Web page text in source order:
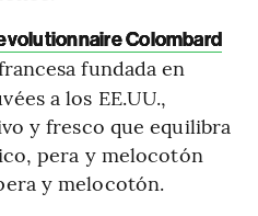
Colombard
fundada en
a los EE.UU.,
y fresco que equilibra
pera y melocotón
y melocotón.